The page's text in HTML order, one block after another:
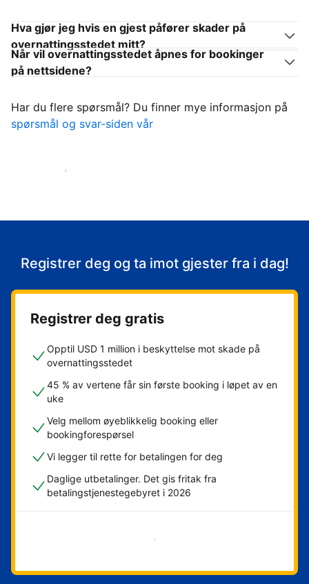
Hva gjør jeg hvis en gjest påfører skader på
overnattingsstedet mitt?
Når vil overnattingsstedet åpnes for bookinger
på nettsidene?
Har du flere spørsmål? Du finner mye informasjon på
spørsmål og svar-siden vår
Ta imot gjestene
Registrer deg og ta imot gjester fra i dag!
Registrer deg gratis
Opptil USD 1 million i beskyttelse mot skade på
overnattingsstedet
45 % av vertene får sin første booking i løpet av en
uke
Velg mellom øyeblikkelig booking eller
bookingforespørsel
Vi legger til rette for betalingen for deg
Daglige utbetalinger. Det gis fritak fra
betalingstjenestegebyret i 2026
Kom i gang nå